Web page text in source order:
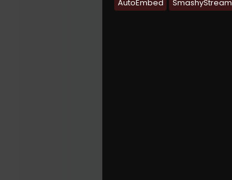
AutoEmbed
SmashyStream